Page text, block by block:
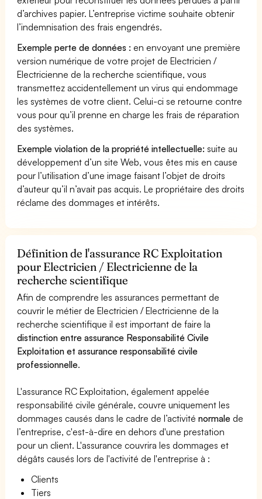
d’archives papier. L’entreprise victime souhaite obtenir
l’indemnisation des frais engendrés.
Exemple perte de données : en envoyant une première
version numérique de votre projet de Electricien /
Electricienne de la recherche scientifique, vous
transmettez accidentellement un virus qui endommage
les systèmes de votre client. Celui-ci se retourne contre
vous pour qu’il prenne en charge les frais de réparation
des systèmes.
Exemple violation de la propriété intellectuelle: suite au
développement d’un site Web, vous êtes mis en cause
pour l’utilisation d’une image faisant l’objet de droits
d’auteur qu’il n’avait pas acquis. Le propriétaire des droits
réclame des dommages et intérêts.
Définition de l'assurance RC Exploitation
pour Electricien / Electricienne de la
recherche scientifique
Afin de comprendre les assurances permettant de
couvrir le métier de Electricien / Electricienne de la
recherche scientifique il est important de faire la
distinction entre assurance Responsabilité Civile
Exploitation et assurance responsabilité civile
professionnelle.
L'assurance RC Exploitation, également appelée
responsabilité civile générale, couvre uniquement les
dommages causés dans le cadre de l’activiténormale de
l’entreprise, c'est-à-dire en dehors d'une prestation
pour un client. L'assurance couvrira les dommages et
dégâts causés lors de l'activité de l'entreprise à :
Clients
Tiers